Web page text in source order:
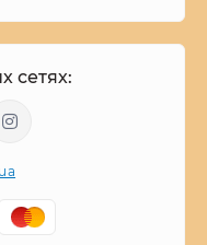
сетях: